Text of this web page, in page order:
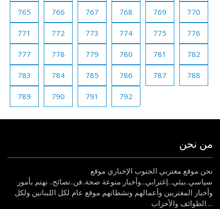
765 766 767 768 769 770
771 772 773 774 775 776
777 778 779 780 781 782
783 784 785 786 787 788
789 790 791 792
من نحن
نحن موقع مغتربي الجنوب الإخباري موقع
سياسي..بيئي...إغترابي...وأخبار منوعة صحة..فن..نصائح.. نهتم بأمور
وأخبار المغتربين وأعمالهم ونشطاتهم موقع عام لكل اللبنانين ولكل
الطوائف والأحزاب ...